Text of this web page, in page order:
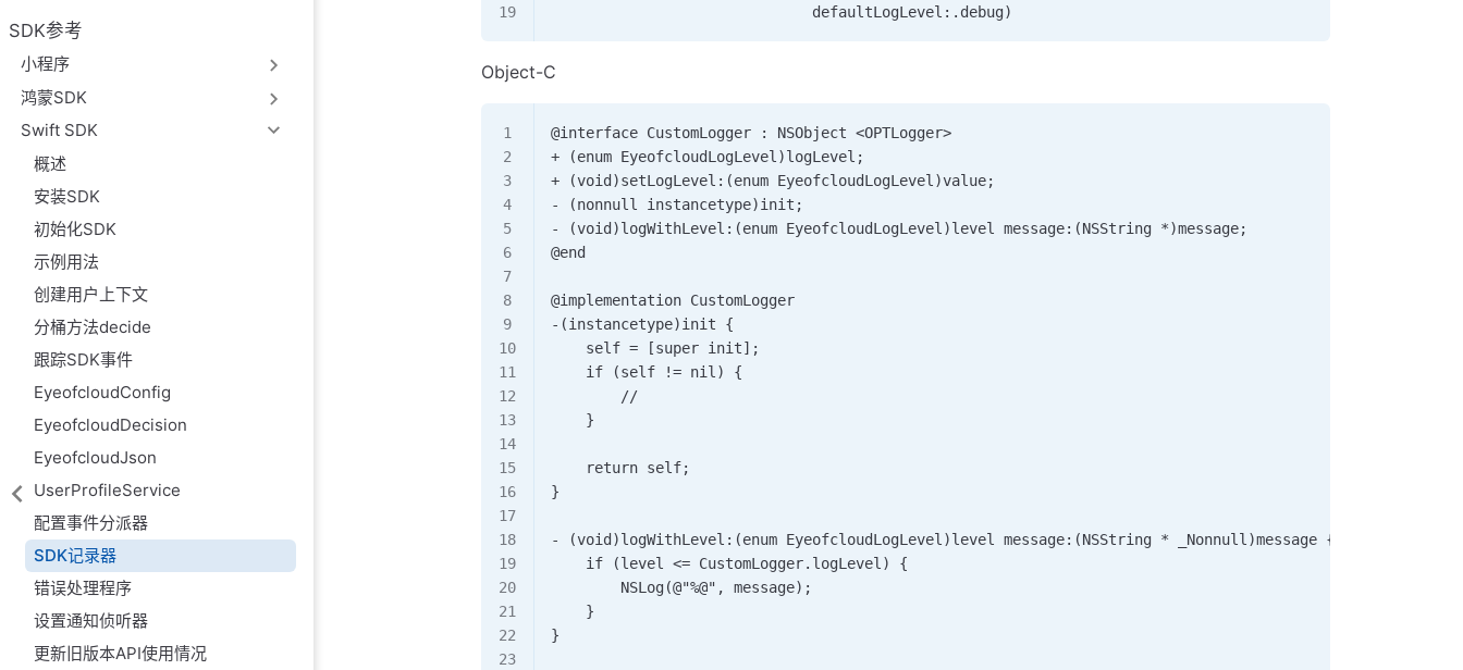
SDK参考
小程序
鸿蒙SDK
Swift SDK
概述
安装SDK
初始化SDK
示例用法
创建用户上下文
分桶方法decide
跟踪SDK事件
EyeofcloudConfig
EyeofcloudDecision
EyeofcloudJson
UserProfileService
配置事件分派器
SDK记录器
错误处理程序
设置通知侦听器
更新旧版本API使用情况
                              defaultLogLevel:.debug)
Object-C
@interface CustomLogger : NSObject <OPTLogger>
+ (enum EyeofcloudLogLevel)logLevel;
+ (void)setLogLevel:(enum EyeofcloudLogLevel)value;
- (nonnull instancetype)init;
- (void)logWithLevel:(enum EyeofcloudLogLevel)level message:(NSString *)message;
@end
@implementation CustomLogger
-(instancetype)init {
    self = [super init];
    if (self != nil) {
        //
    }
    return self;
}
- (void)logWithLevel:(enum EyeofcloudLogLevel)level message:(NSString * _Nonnull)message {
    if (level <= CustomLogger.logLevel) {
        NSLog(@"%@", message);
    }
}